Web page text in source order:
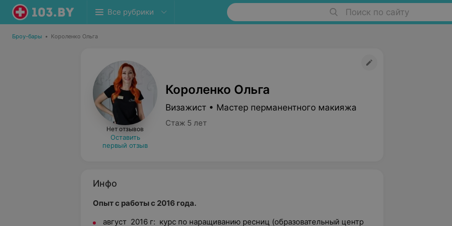
Все рубрики Поиск по сайту
Броу-бары • Короленко Ольга
Нет отзывов
Оставить
первый отзыв
Короленко Ольга
Визажист • Мастер перманентного макияжа
Стаж 5 лет
Инфо
Опыт с работы с 2016 года.
август 2016 г: курс по наращиванию ресниц (образовательный центр